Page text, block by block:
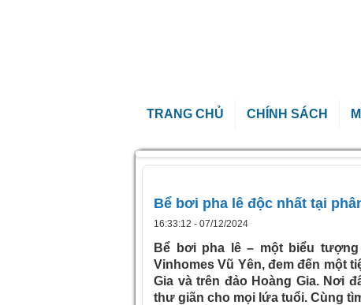
TRANG CHỦ CHÍNH SÁCH
Bể bơi pha lê độc nhất tại
16:33:12 - 07/12/2024
Bể bơi pha lê – một biểu
Vinhomes Vũ Yên, đem đến một
Gia và trên đảo Hoàng Gia. Nơi
thư giãn cho mọi lứa tuổi. Cùng